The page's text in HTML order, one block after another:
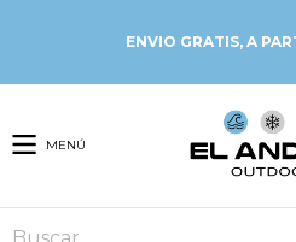
MENÚ